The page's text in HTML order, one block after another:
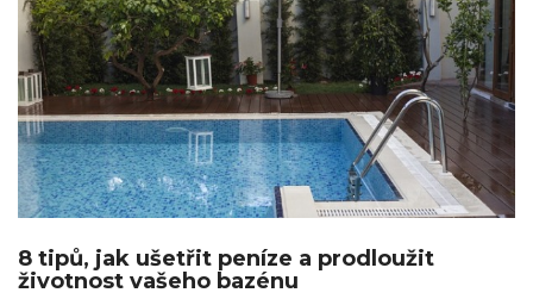
8 tipů, jak ušetřit peníze a prodloužit
životnost vašeho bazénu